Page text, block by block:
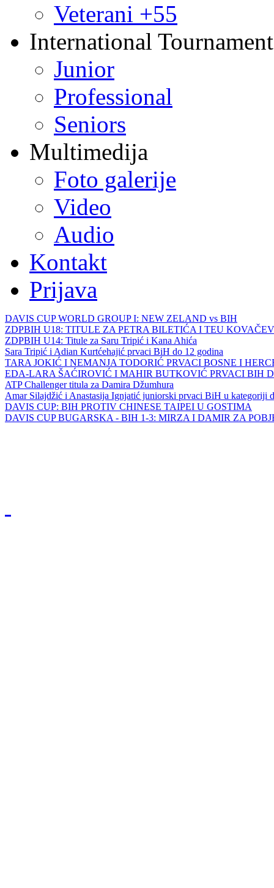
Veterani +55
International
Junior
Professional
Seniors
Multimedija
Foto galerije
Video
Audio
Kontakt
Prijava
DAVIS CUP WORLD GROUP I: NEW ZELAND vs BIH
ZDPBIH U18: TITULE ZA PETRA BILETIĆA I TEU
ZDPBIH U14: Titule za Saru Tripić i Kana Ahića
Sara Tripić i Adian Kurtćehajić prvaci BiH do 12 godina
TARA JOKIĆ I NEMANJA TODORIĆ PRVACI BOSNE I
EDA-LARA ŠAĆIROVIĆ I MAHIR BUTKOVIĆ PRVACI BIH
ATP Challenger titula za Damira Džumhura
Amar Silajdžić i Anastasija Ignjatić juniorski prvaci BiH u kategoriji
DAVIS CUP: BIH PROTIV CHINESE TAIPEI U GOSTIMA
DAVIS CUP BUGARSKA - BIH 1-3: MIRZA I DAMIR ZA